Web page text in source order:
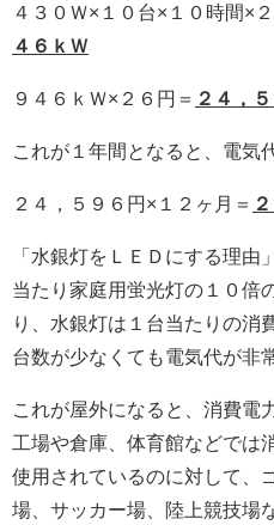
４３０Ｗ×１０台×１０時間×
４６ｋＷ
９４６ｋＷ×２６円＝ ２４，
これが１年間となると、電気
２４，５９６円×１２ヶ月＝
「水銀灯をＬＥＤにする理由
当たり家庭用蛍光灯の１０倍
り、水銀灯は１台当たりの消
台数が少なくても電気代が非
これが屋外になると、消費電
工場や倉庫、体育館などでは
使用されているのに対して、
場、サッカー場、陸上競技場